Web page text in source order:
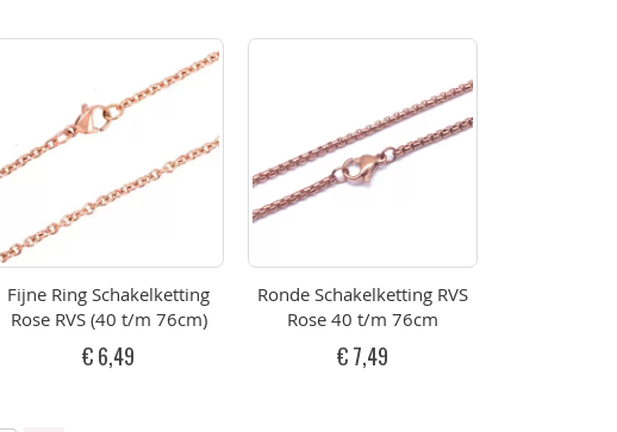
Fijne Ring Schakelketting
Rose RVS (40 t/m 76cm)
€ 6,49
Ronde Schakelketting RVS
Rose 40 t/m 76cm
€ 7,49